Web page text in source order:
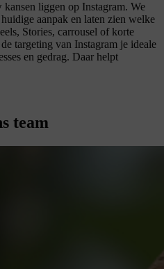
liggen op Instagram. We
aanpak en laten zien welke
Stories, carrousel of korte
targeting van Instagram je ideale
en gedrag. Daar helpt
team